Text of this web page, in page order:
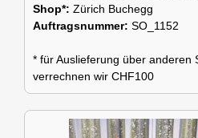
Shop*: Zürich Buchegg
Auftragsnummer: SO_1152
* für Auslieferung über anderen
verrechnen wir CHF100